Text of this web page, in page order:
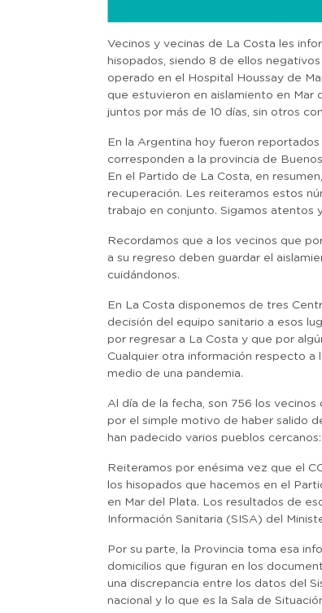
Vecinos y vecinas de La Costa les
hisopados, siendo 8 de ellos
operado en el Hospital Houssay de
que estuvieron en aislamiento en Mar
juntos por más de 10 días, sin otros
En la Argentina hoy fueron
corresponden a la provincia de
En el Partido de La Costa, en
recuperación. Les reiteramos estos
trabajo en conjunto. Sigamos atentos
Recordamos que a los vecinos que
a su regreso deben guardar el
cuidándonos.
En La Costa disponemos de tres
decisión del equipo sanitario a esos
por regresar a La Costa y que por
Cualquier otra información respecto a
medio de una pandemia.
Al día de la fecha, son 756 los
por el simple motivo de haber salido
han padecido varios pueblos
Reiteramos por enésima vez que el
los hisopados que hacemos en el
en Mar del Plata. Los resultados de
Información Sanitaria (SISA) del
Por su parte, la Provincia toma esa
domicilios que figuran en los
una discrepancia entre los datos del
nacional y lo que es la Sala de